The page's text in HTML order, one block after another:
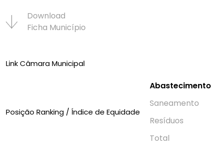
Download
Ficha Municí­pio
Link Câmara Municipal
Posição Ranking / Índice de Equidade
Abastecimento
Saneamento
Resí­duos
Total